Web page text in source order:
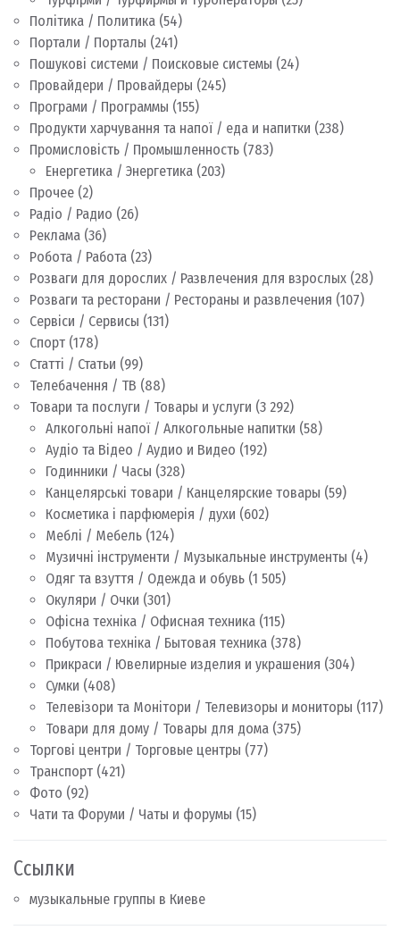
Політика / Политика (54)
Портали / Порталы (241)
Пошукові системи / Поисковые системы (24)
Провайдери / Провайдеры (245)
Програми / Программы (155)
Продукти харчування та напої / еда и напитки (238)
Промисловість / Промышленность (783)
Енергетика / Энергетика (203)
Прочее (2)
Радіо / Радио (26)
Реклама (36)
Робота / Работа (23)
Розваги для дорослих / Развлечения для взрослых (28)
Розваги та ресторани / Рестораны и развлечения (107)
Сервіси / Сервисы (131)
Спорт (178)
Статті / Статьи (99)
Телебачення / ТВ (88)
Товари та послуги / Товары и услуги (3 292)
Алкогольні напої / Алкогольные напитки (58)
Аудіо та Відео / Аудио и Видео (192)
Годинники / Часы (328)
Канцелярські товари / Канцелярские товары (59)
Косметика і парфюмерія / духи (602)
Меблі / Мебель (124)
Музичні інструменти / Музыкальные инструменты (4)
Одяг та взуття / Одежда и обувь (1 505)
Окуляри / Очки (301)
Офісна техніка / Офисная техника (115)
Побутова техніка / Бытовая техника (378)
Прикраси / Ювелирные изделия и украшения (304)
Сумки (408)
Телевізори та Монітори / Телевизоры и мониторы (117)
Товари для дому / Товары для дома (375)
Торгові центри / Торговые центры (77)
Транспорт (421)
Фото (92)
Чати та Форуми / Чаты и форумы (15)
Ссылки
музыкальные группы в Киеве